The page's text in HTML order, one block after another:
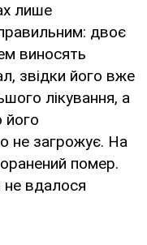
лише
двоє
виносять
звідки його вже
лікування, а
його
не загрожує. На
помер.
не вдалося